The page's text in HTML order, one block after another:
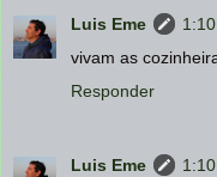
Luis Eme
vivam as
Responder
Luis Eme